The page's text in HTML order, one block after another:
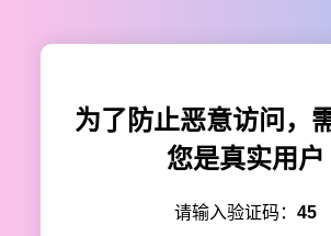
为了防止恶意访问，
您是真实用户
请输入验证码： 45